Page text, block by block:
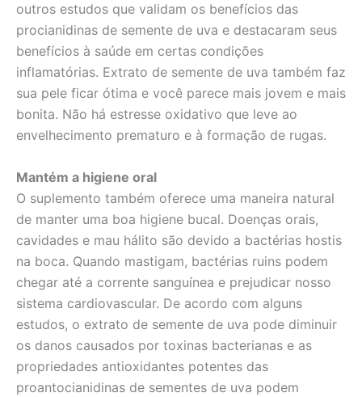
outros estudos que validam os benefícios das
procianidinas de semente de uva e destacaram seus
benefícios à saúde em certas condições
inflamatórias. Extrato de semente de uva também faz
sua pele ficar ótima e você parece mais jovem e mais
bonita. Não há estresse oxidativo que leve ao
envelhecimento prematuro e à formação de rugas.
Mantém a higiene oral
O suplemento também oferece uma maneira natural
de manter uma boa higiene bucal. Doenças orais,
cavidades e mau hálito são devido a bactérias hostis
na boca. Quando mastigam, bactérias ruins podem
chegar até a corrente sanguínea e prejudicar nosso
sistema cardiovascular. De acordo com alguns
estudos, o extrato de semente de uva pode diminuir
os danos causados por toxinas bacterianas e as
propriedades antioxidantes potentes das
proantocianidinas de sementes de uva podem